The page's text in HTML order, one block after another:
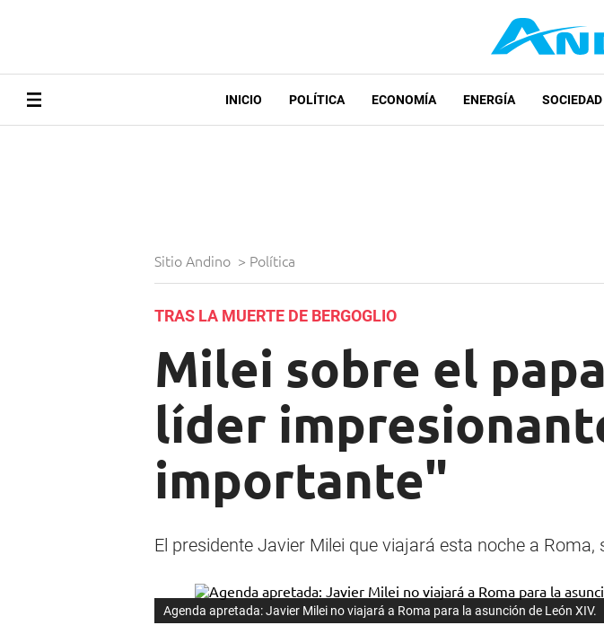
INICIO POLÍTICA ECONOMÍA ENERGÍA SOCIEDAD
Sitio Andino > Política
TRAS LA MUERTE DE BERGOGLIO
Milei sobre el
líder
importante"
El presidente Javier Milei que viajará esta noche a
Agenda apretada: Javier Milei no viajará a Roma para la asunción de León XIV.